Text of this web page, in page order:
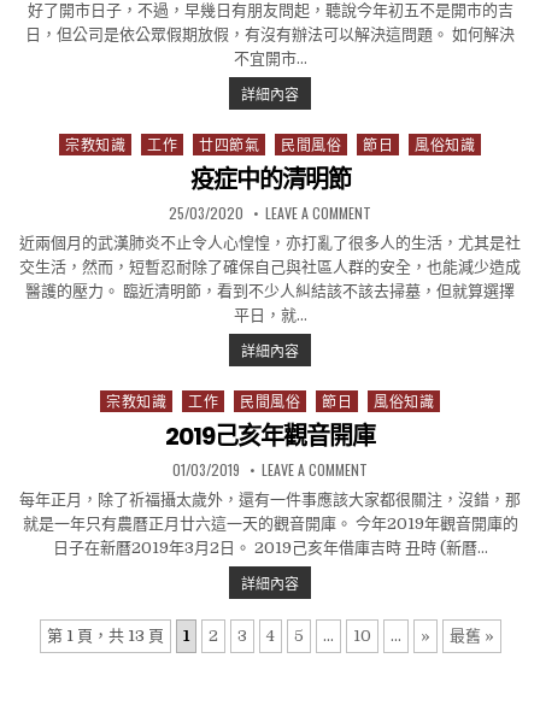
好了開市日子，不過，早幾日有朋友問起，聽說今年初五不是開市的吉
日，但公司是依公眾假期放假，有沒有辦法可以解決這問題。 如何解決
不宜開市…
詳細內容2021辛丑年開市吉日
Posted in
宗教知識 工作 廿四節氣 民間風俗 節日 風俗知識
疫症中的清明節
PUBLISHED DATE:
25/03/2020 LEAVE A COMMENT
近兩個月的武漢肺炎不止令人心惶惶，亦打亂了很多人的生活，尤其是社
交生活，然而，短暫忍耐除了確保自己與社區人群的安全，也能減少造成
醫護的壓力。 臨近清明節，看到不少人糾結該不該去掃墓，但就算選擇
平日，就…
詳細內容疫症中的清明節
Posted in
宗教知識 工作 民間風俗 節日 風俗知識
2019己亥年觀音開庫
PUBLISHED DATE:
01/03/2019 LEAVE A COMMENT
每年正月，除了祈福攝太歲外，還有一件事應該大家都很關注，沒錯，那
就是一年只有農曆正月廿六這一天的觀音開庫。 今年2019年觀音開庫的
日子在新曆2019年3月2日。 2019己亥年借庫吉時 丑時 (新曆…
詳細內容2019己亥年觀音開庫
第 1 頁，共 13 頁 1 2 3 4 5 ... 10 ... » 最舊 »